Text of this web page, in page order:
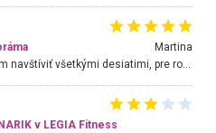
Martina
Nádherné miesto ktoré odporúčam navštíviť všetkými desiatimi, pre rodiny s deťmi, dôchodcom... Proste a jednoducho ozaj rozprávkový les.. určite ešte prídeme. Odniesli sme si na pamiatku krásne tričká,
v LEGIA Fitness